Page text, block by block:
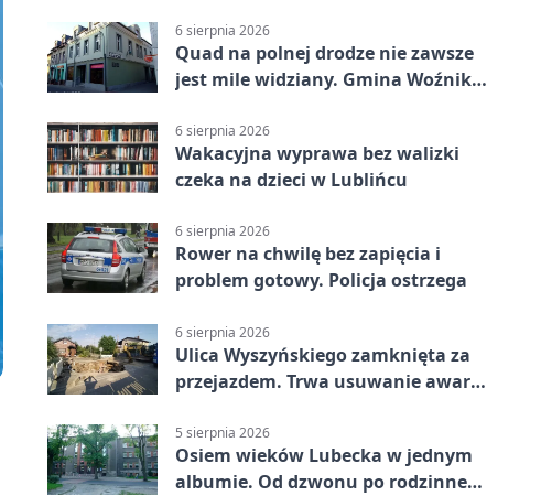
6 sierpnia 2026
Quad na polnej drodze nie zawsze
jest mile widziany. Gmina Woźniki
6 sierpnia 2026
Wakacyjna wyprawa bez walizki
czeka na dzieci w Lublińcu
6 sierpnia 2026
Rower na chwilę bez zapięcia i
problem gotowy. Policja ostrzega
6 sierpnia 2026
Ulica Wyszyńskiego zamknięta za
przejazdem. Trwa usuwanie awarii
5 sierpnia 2026
Osiem wieków Lubecka w jednym
albumie. Od dzwonu po rodzinne